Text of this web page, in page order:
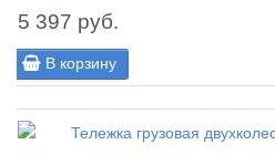
5 397 руб.
В корзину